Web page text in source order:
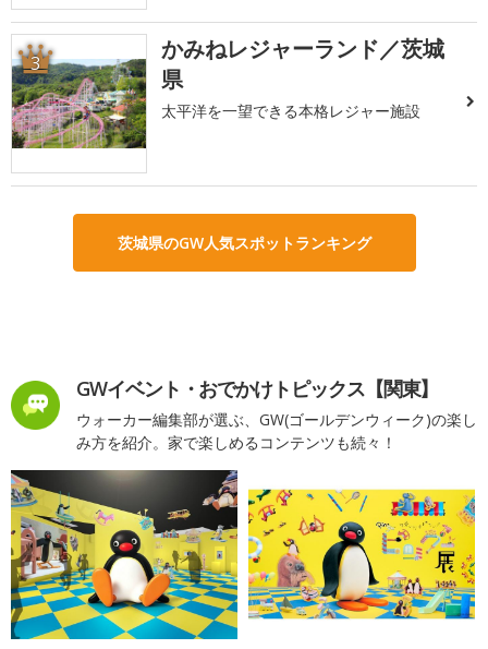
3
かみねレジャーランド／茨城
県
太平洋を一望できる本格レジャー施設
茨城県のGW人気スポットランキング
GWイベント・おでかけトピックス【関東】
ウォーカー編集部が選ぶ、GW(ゴールデンウィーク)の楽し
み方を紹介。家で楽しめるコンテンツも続々！